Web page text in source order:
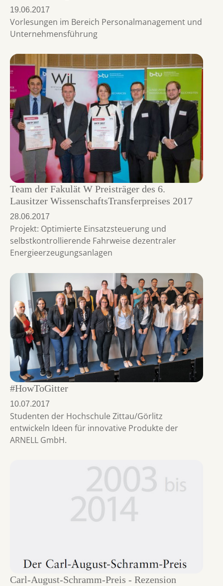
19.06.2017
Vorlesungen im Bereich Personalmanagement und
Unternehmensführung
Team der Fakulät W Preisträger des 6.
Lausitzer WissenschaftsTransferpreises 2017
28.06.2017
Projekt: Optimierte Einsatzsteuerung und
selbstkontrollierende Fahrweise dezentraler
Energieerzeugungsanlagen
#HowToGitter
10.07.2017
Studenten der Hochschule Zittau/Görlitz
entwickeln Ideen für innovative Produkte der
ARNELL GmbH.
Carl-August-Schramm-Preis - Rezension